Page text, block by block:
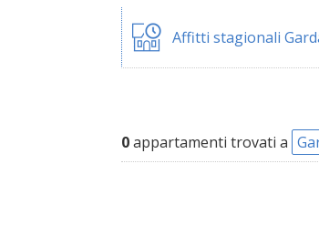
Affitti stagionali
0appartamenti trovati a